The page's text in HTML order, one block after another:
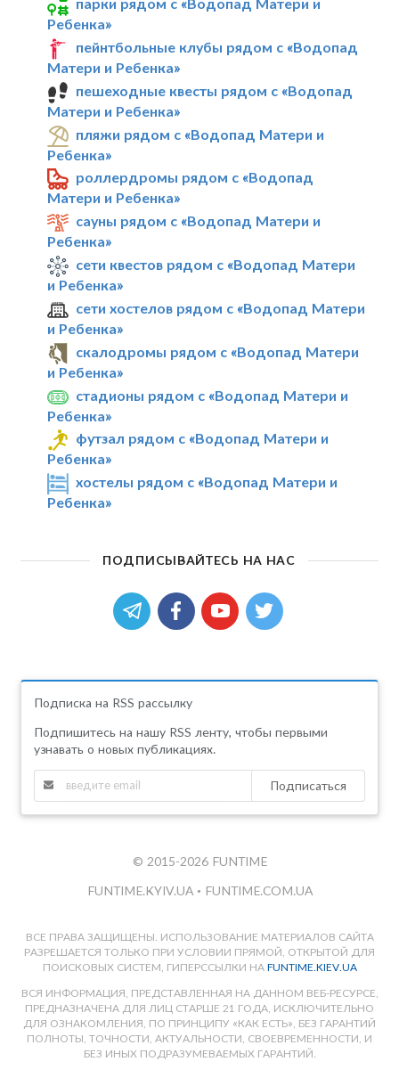
Ребенка»
пейнтбольные клубы рядом с «Водопад
Матери и Ребенка»
пешеходные квесты рядом с «Водопад
Матери и Ребенка»
пляжи рядом с «Водопад Матери и
Ребенка»
роллердромы рядом с «Водопад
Матери и Ребенка»
сауны рядом с «Водопад Матери и
Ребенка»
сети квестов рядом с «Водопад Матери
и Ребенка»
сети хостелов рядом с «Водопад Матери
и Ребенка»
скалодромы рядом с «Водопад Матери
и Ребенка»
стадионы рядом с «Водопад Матери и
Ребенка»
футзал рядом с «Водопад Матери и
Ребенка»
хостелы рядом с «Водопад Матери и
Ребенка»
ПОДПИСЫВАЙТЕСЬ НА НАС
Подписка на RSS рассылку
Подпишитесь на нашу RSS ленту, чтобы первыми
узнавать о новых публикациях.
Подписаться
© 2015-2026 FUNTIME
FUNTIME.KYIV.UA • FUNTIME.COM.UA
ВСЕ ПРАВА ЗАЩИЩЕНЫ. ИСПОЛЬЗОВАНИЕ МАТЕРИАЛОВ САЙТА
РАЗРЕШАЕТСЯ ТОЛЬКО ПРИ УСЛОВИИ ПРЯМОЙ, ОТКРЫТОЙ ДЛЯ
ПОИСКОВЫХ СИСТЕМ, ГИПЕРССЫЛКИ НА FUNTIME.KIEV.UA
ВСЯ ИНФОРМАЦИЯ, ПРЕДСТАВЛЕННАЯ НА ДАННОМ ВЕБ-РЕСУРСЕ,
ПРЕДНАЗНАЧЕНА ДЛЯ ЛИЦ СТАРШЕ 21 ГОДА, ИСКЛЮЧИТЕЛЬНО
ДЛЯ ОЗНАКОМЛЕНИЯ, ПО ПРИНЦИПУ «КАК ЕСТЬ», БЕЗ ГАРАНТИЙ
ПОЛНОТЫ, ТОЧНОСТИ, АКТУАЛЬНОСТИ, СВОЕВРЕМЕННОСТИ, И
БЕЗ ИНЫХ ПОДРАЗУМЕВАЕМЫХ ГАРАНТИЙ.